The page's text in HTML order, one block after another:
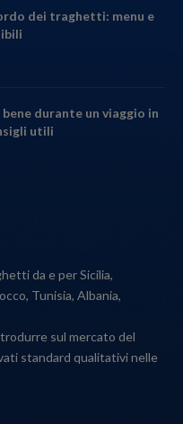
dei traghetti: menu e
durante un viaggio in
utili
da e per Sicilia,
Tunisia, Albania,
sul mercato del
standard qualitativi nelle